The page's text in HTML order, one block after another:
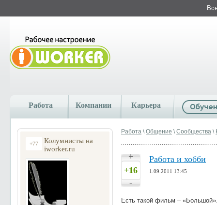
Работа Компании Карьера
+77
Колумнисты на
iworker.ru
Работа \Общение \Сообщества \
+
+16
-
Работа и хобби
1.09.2011 13:45
Есть такой фильм –